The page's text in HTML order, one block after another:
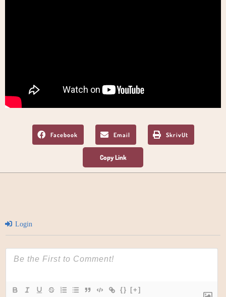
Facebook Email SkrivUt
Login
{} [+]